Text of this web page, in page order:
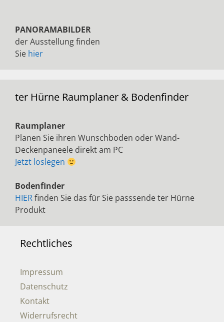
PANORAMABILDER
der Ausstellung finden
Sie hier
ter Hürne Raumplaner & Bodenfinder
Raumplaner
Planen Sie ihren Wunschboden oder Wand-
Deckenpaneele direkt am PC
Jetzt loslegen
Bodenfinder
HIERfinden Sie das für Sie passsende ter Hürne
Produkt
Rechtliches
Impressum
Datenschutz
Kontakt
Widerrufsrecht